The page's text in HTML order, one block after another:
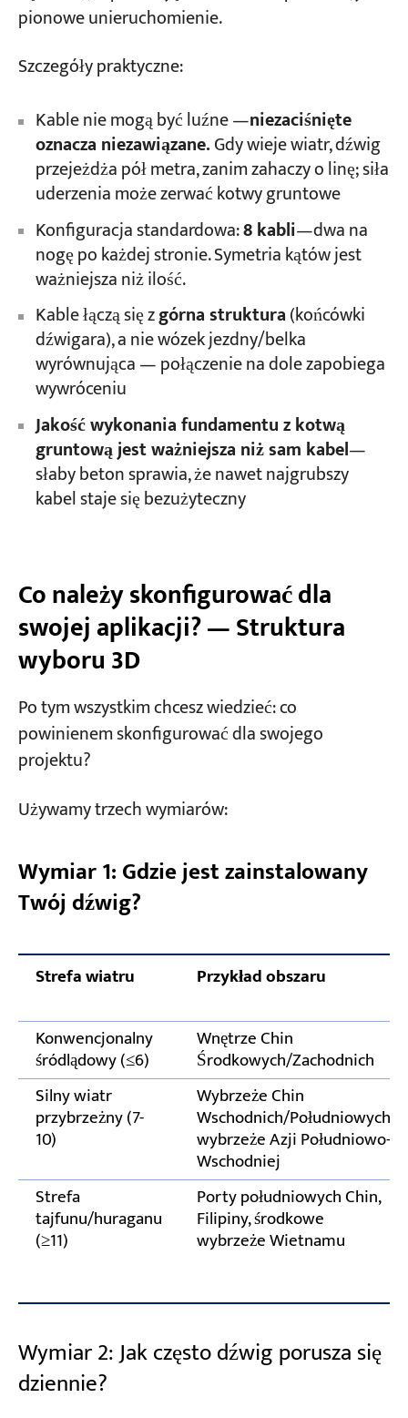
pionowe unieruchomienie.
Szczegóły praktyczne:
Kable nie mogą być luźne —niezaciśnięte
oznacza niezawiązane.Gdy wieje wiatr, dźwig
przejeżdża pół metra, zanim zahaczy o linę; siła
uderzenia może zerwać kotwy gruntowe
Konfiguracja standardowa:8 kabli—dwa na
nogę po każdej stronie. Symetria kątów jest
ważniejsza niż ilość.
Kable łączą się zgórna struktura(końcówki
dźwigara), a nie wózek jezdny/belka
wyrównująca — połączenie na dole zapobiega
wywróceniu
Jakość wykonania fundamentu z kotwą
gruntową jest ważniejsza niż sam kabel—
słaby beton sprawia, że nawet najgrubszy
kabel staje się bezużyteczny
Co należy skonfigurować dla
swojej aplikacji? — Struktura
wyboru 3D
Po tym wszystkim chcesz wiedzieć: co
powinienem skonfigurować dla swojego
projektu?
Używamy trzech wymiarów:
Wymiar 1: Gdzie jest zainstalowany
Twój dźwig?
Strefa wiatru Przykład obszaru
Konwencjonalny
śródlądowy (≤6)
Wnętrze Chin
Środkowych/Zachodnich
Silny wiatr
przybrzeżny (7-
10)
Wybrzeże Chin
Wschodnich/Południowych,
wybrzeże Azji Południowo-
Wschodniej
Strefa
tajfunu/huraganu
(≥11)
Porty południowych Chin,
Filipiny, środkowe
wybrzeże Wietnamu
Wymiar 2: Jak często dźwig porusza się
dziennie?